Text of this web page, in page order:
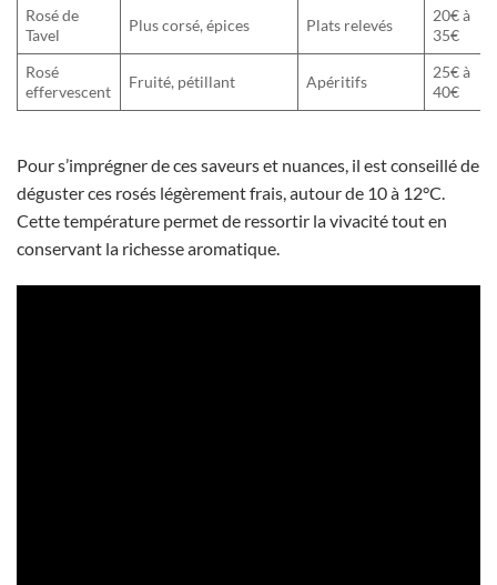
Rosé de
Tavel
Plus corsé, épices Plats relevés
20€ à
35€
Rosé
effervescent
Fruité, pétillant Apéritifs
25€ à
40€
Pour s’imprégner de ces saveurs et nuances, il est conseillé de
déguster ces rosés légèrement frais, autour de 10 à 12°C.
Cette température permet de ressortir la vivacité tout en
conservant la richesse aromatique.